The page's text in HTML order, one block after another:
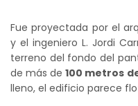
Fue proyectada por el
y el ingeniero L. Jordi
terreno del fondo del
de más de100 metros
lleno, el edificio parece